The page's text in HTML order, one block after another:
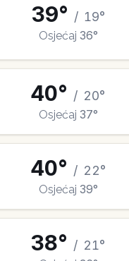
39° / 19°
Osjećaj 36°
40° / 20°
Osjećaj 37°
40° / 22°
Osjećaj 39°
38° / 21°